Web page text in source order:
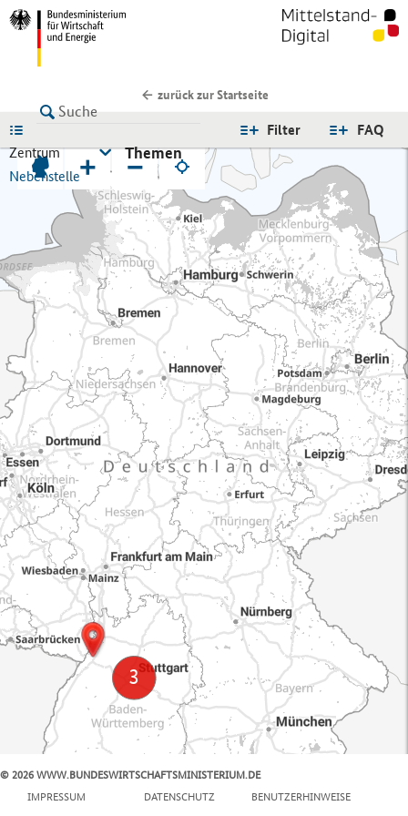
zurück zur Startseite
FAQ
Filter
Zentrum
Nebenstelle
Themen
+ −
© 2026 WWW.BUNDESWIRTSCHAFTSMINISTERIUM.DE
IMPRESSUM
DATENSCHUTZ BENUTZERHINWEISE